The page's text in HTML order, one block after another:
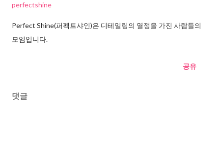
perfectshine
Perfect Shine(퍼펙트샤인)은 디테일링의 열정을 가진 사람들의
모임입니다.
공유
댓글